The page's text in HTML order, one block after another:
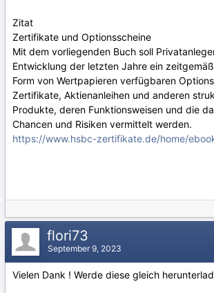
Zitat
Zertifikate und Optionsscheine
Mit dem vorliegenden Buch soll
Entwicklung der letzten Jahre ein
Form von Wertpapieren verfügbaren
Zertifikate, Aktienanleihen und anderen
Produkte, deren Funktionsweisen und die
Chancen und Risiken vermittelt werden.
https://www.hsbc-zertifikate.de/home/
flori73
September 9, 2023
Vielen Dank ! Werde diese gleich